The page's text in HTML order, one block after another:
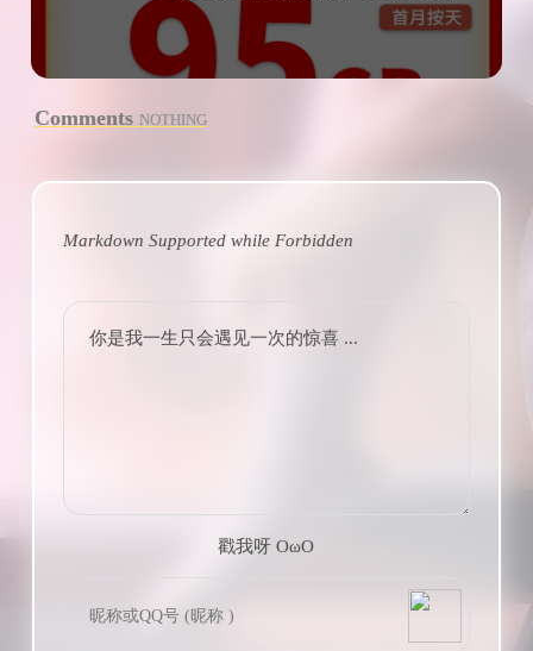
Comments NOTHING
Markdown Supported while Forbidden
你是我一生只会遇见一次的惊喜 ...
戳我呀 OωO
Tieba